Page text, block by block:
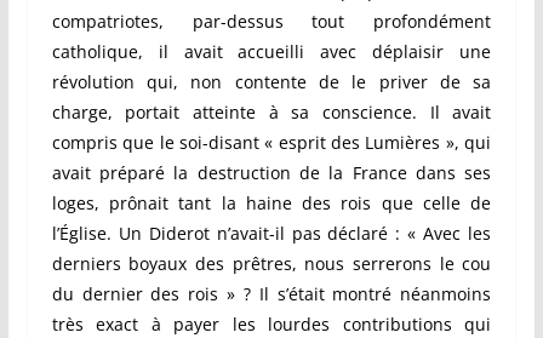
compatriotes, par-dessus tout profondément
catholique, il avait accueilli avec déplaisir une
révolution qui, non contente de le priver de sa
charge, portait atteinte à sa conscience. Il avait
compris que le soi-disant « esprit des Lumières », qui
avait préparé la destruction de la France dans ses
loges, prônait tant la haine des rois que celle de
l’Église. Un Diderot n’avait-il pas déclaré : « Avec les
derniers boyaux des prêtres, nous serrerons le cou
du dernier des rois » ? Il s’était montré néanmoins
très exact à payer les lourdes contributions qui